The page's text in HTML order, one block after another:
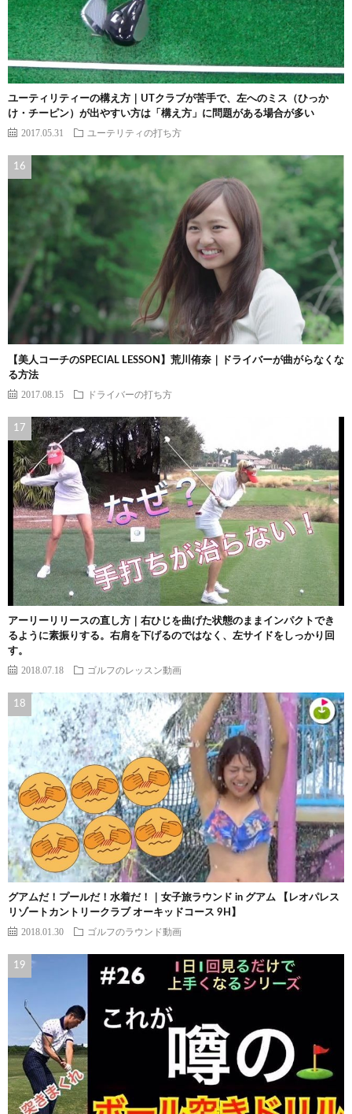
ユーティリティーの構え方｜UTクラブが苦手で、左へのミス（ひっか
け・チーピン）が出やすい方は「構え方」に問題がある場合が多い
2017.05.31 ユーテリティの打ち方
【美人コーチのSPECIAL LESSON】荒川侑奈｜ドライバーが曲がらなくな
る方法
2017.08.15 ドライバーの打ち方
アーリーリリースの直し方｜右ひじを曲げた状態のままインパクトでき
るように素振りする。右肩を下げるのではなく、左サイドをしっかり回
す。
2018.07.18 ゴルフのレッスン動画
グアムだ！プールだ！水着だ！｜女子旅ラウンド in グアム 【レオパレス
リゾートカントリークラブ オーキッドコース 9H】
2018.01.30 ゴルフのラウンド動画